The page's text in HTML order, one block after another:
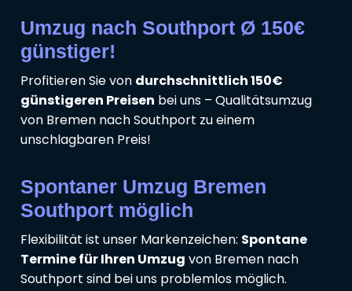
Umzug nach Southport Ø 150€
günstiger!
Profitieren Sie von durchschnittlich 150€
günstigeren Preisen bei uns – Qualitätsumzug
von Bremen nach Southport zu einem
unschlagbaren Preis!
Spontaner Umzug Bremen
Southport möglich
Flexibilität ist unser Markenzeichen: Spontane
Termine für Ihren Umzug von Bremen nach
Southport sind bei uns problemlos möglich.